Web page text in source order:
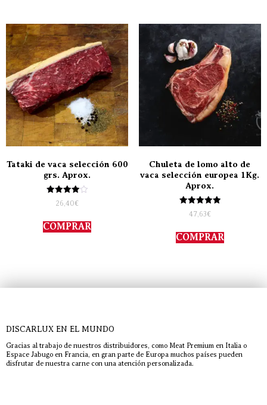
Tataki de vaca selección 600
grs. Aprox.
Valorado
con
de 5
26,40€
COMPRAR
Chuleta de lomo alto de
vaca selección europea 1Kg.
Aprox.
Valorado
con
de 5
47,63€
COMPRAR
DISCARLUX EN EL MUNDO
Gracias al trabajo de nuestros distribuidores, como Meat Premium en Italia o
Espace Jabugo en Francia, en gran parte de Europa muchos países pueden
disfrutar de nuestra carne con una atención personalizada.